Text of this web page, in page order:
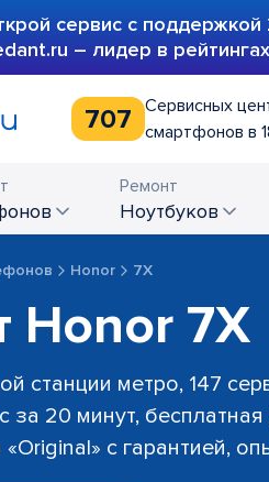
сервис с поддержкой
– лидер в
707
Сервисных
смартфонов в
Ремонт
ноутбуков
Honor 7X
Honor 7X
станции метро, 147
за 20 минут, бесплатная
с гарантией,